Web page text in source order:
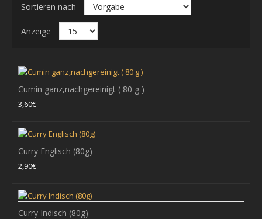
Sortieren nach
Anzeige
Cumin ganz,nachgereinigt ( 80 g )
gereinigt,keimreduziert..
3,60€
Cumin ganz,nachgereinigt ( 80 g )
3,60€
Curry Englisch (80g)
2,90€
Curry Indisch (80g)